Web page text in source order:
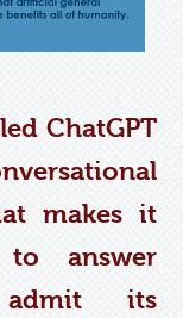
ChatGPT
makes it
to answer
admit its